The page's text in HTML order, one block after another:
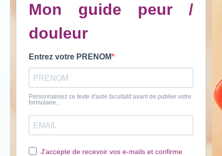
Mon guide peur /
douleur
Entrez votre PRENOM
Personnalisez ce texte d'aide facultatif avant de publier votre
formulaire..
J'accepte de recevoir vos e-mails et confirme